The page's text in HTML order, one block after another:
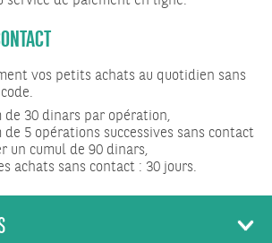
vos petits achats au quotidien sans
de 30 dinars par opération,
5 opérations successives sans contact
un cumul de 90 dinars,
achats sans contact : 30 jours.